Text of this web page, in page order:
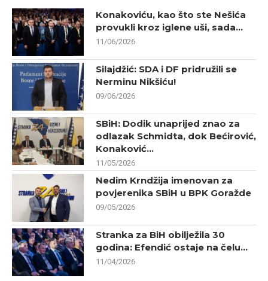
Konakoviću, kao što ste Nešića
provukli kroz iglene uši, sada...
11/06/2026
Silajdžić: SDA i DF pridružili se
Nerminu Nikšiću!
09/06/2026
SBiH: Dodik unaprijed znao za
odlazak Schmidta, dok Bećirović,
Konaković...
11/05/2026
Nedim Krndžija imenovan za
povjerenika SBiH u BPK Goražde
09/05/2026
Stranka za BiH obilježila 30
godina: Efendić ostaje na čelu...
11/04/2026